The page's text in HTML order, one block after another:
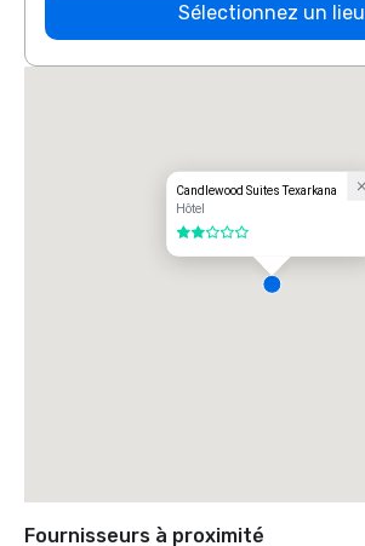
Sélectionnez un lieu
Candlewood Suites Texarkana
Hôtel
2 sur 5
Fournisseurs à proximité